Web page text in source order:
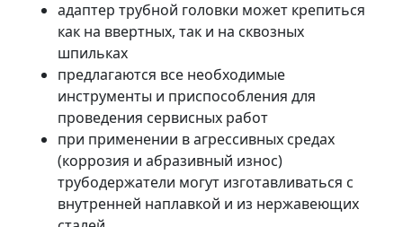
адаптер трубной головки может крепиться
как на ввертных, так и на сквозных
шпильках
предлагаются все необходимые
инструменты и приспособления для
проведения сервисных работ
при применении в агрессивных средах
(коррозия и абразивный износ)
трубодержатели могут изготавливаться с
внутренней наплавкой и из нержавеющих